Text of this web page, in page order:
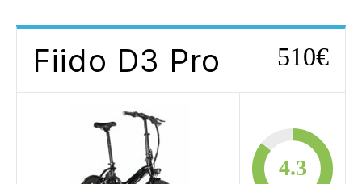
Fiido D3 Pro 510€
4.3